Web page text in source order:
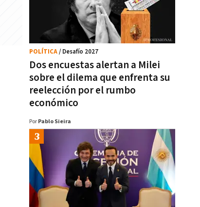
Dos encuestas alertan a Milei
sobre el dilema que enfrenta su
reelección por el rumbo
económico
POLÍTICA/ Desafío 2027
Por Pablo Sieira